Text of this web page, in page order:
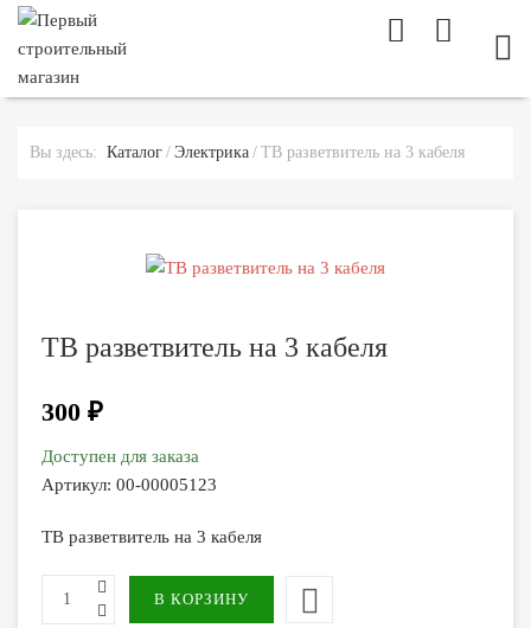
Вы здесь: Каталог Электрика ТВ разветвитель на 3 кабеля
ТВ разветвитель на 3 кабеля
300 ₽
Доступен для заказа
Артикул: 00-00005123
ТВ разветвитель на 3 кабеля